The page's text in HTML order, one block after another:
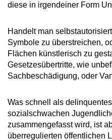
diese in irgendeiner Form
Handelt man
Symbole zu überstreichen,
Flächen künstlerisch zu
Gesetzesübertritte, wie
Sachbeschädigung, oder
Was schnell als
sozialschwachen
zusammengefasst wird, ist
überregulierten öffentlichen